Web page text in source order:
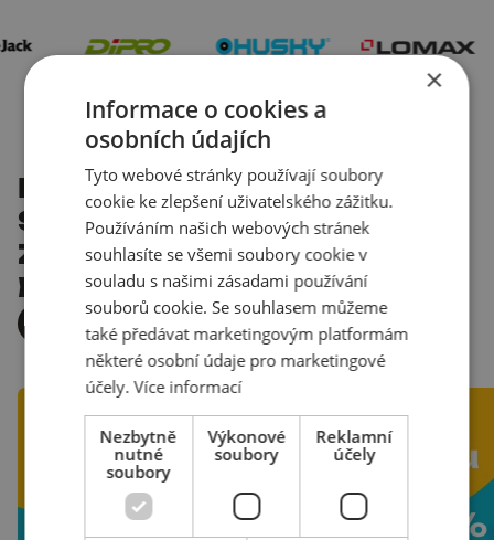
POMÁHÁME
SKVĚLÝM
ZNAČKÁM
BÝT JEŠTĚ LEPŠÍ
VŠECHNY PŘÍPADOVKY
×
Informace o cookies a
osobních údajích
Tyto webové stránky používají soubory
cookie ke zlepšení uživatelského zážitku.
Používáním našich webových stránek
souhlasíte se všemi soubory cookie v
souladu s našimi zásadami používání
souborů cookie. Se souhlasem můžeme
také předávat marketingovým platformám
některé osobní údaje pro marketingové
účely.Více informací
Nezbytně
nutné
soubory
Výkonové
soubory
Reklamní
účely